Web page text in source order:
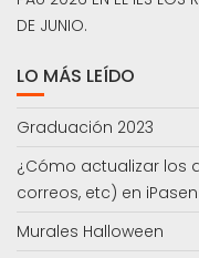
DE JUNIO.
LO MÁS LEÍDO
Graduación 2023
¿Cómo actualizar los
correos, etc) en
Murales Halloween